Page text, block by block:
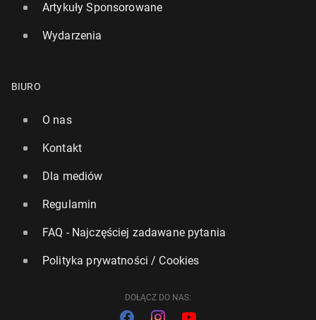
Artykuły Sponsorowane
Wydarzenia
BIURO
O nas
Kontakt
Dla mediów
Regulamin
FAQ - Najczęściej zadawane pytania
Polityka prywatności / Cookies
DOŁĄCZ DO NAS: